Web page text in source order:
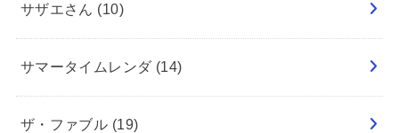
サザエさん (10)
サマータイムレンダ (14)
ザ・ファブル (19)